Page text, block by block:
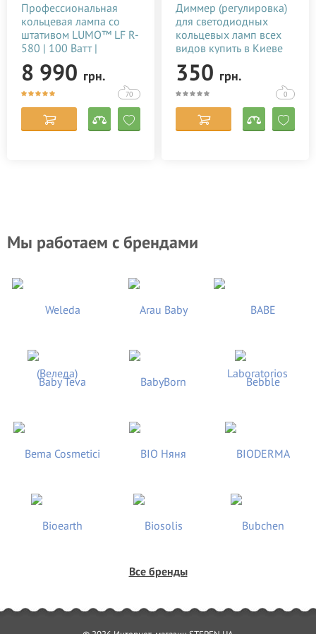
Профессиональная
кольцевая лампа со
штативом LUMO™ LF R-
580 | 100 Ватт |
диаметром 45 см. для
тик тока, фото,
видеосъемки, блогеров,
недорого в Украине
(Киеве)
8 990 грн.
70
Диммер (регулировка)
для светодиодных
кольцевых ламп всех
видов купить в Киеве
(Украине)
350 грн.
0
Мы работаем с брендами
Все бренды